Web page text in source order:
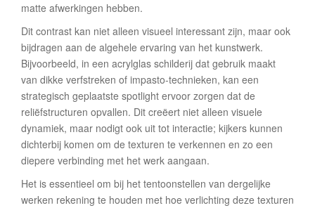
matte afwerkingen hebben.
Dit contrast kan niet alleen visueel interessant zijn, maar ook
bijdragen aan de algehele ervaring van het kunstwerk.
Bijvoorbeeld, in een acrylglas schilderij dat gebruik maakt
van dikke verfstreken of impasto-technieken, kan een
strategisch geplaatste spotlight ervoor zorgen dat de
reliëfstructuren opvallen. Dit creëert niet alleen visuele
dynamiek, maar nodigt ook uit tot interactie; kijkers kunnen
dichterbij komen om de texturen te verkennen en zo een
diepere verbinding met het werk aangaan.
Het is essentieel om bij het tentoonstellen van dergelijke
werken rekening te houden met hoe verlichting deze texturen